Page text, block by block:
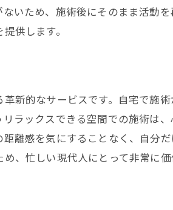
いため、施術後にそのまま活動
供します。
新的なサービスです。自宅で施
ラックスできる空間での施術は
離感を気にすることなく、自分
、忙しい現代人にとって非常に価